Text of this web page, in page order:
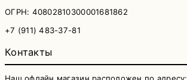
ОГРН: 40802810300001681862
+7 (911) 483-37-81
Контакты